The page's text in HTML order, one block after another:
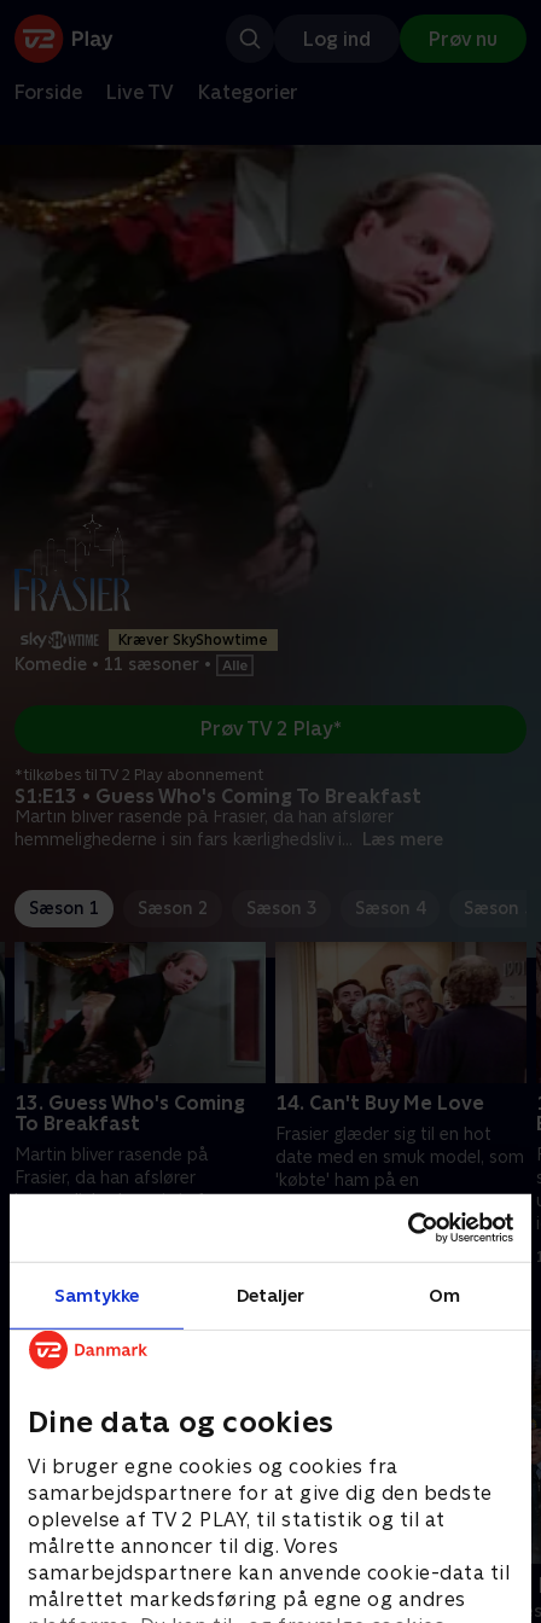
Samtykke Detaljer Om
Dine data og cookies
Vi bruger egne cookies og cookies fra
samarbejdspartnere for at give dig den bedste
oplevelse af TV 2 PLAY, til statistik og til at
målrette annoncer til dig. Vores
samarbejdspartnere kan anvende cookie-data til
målrettet markedsføring på egne og andres
Log ind Prøv nu
Forside Live TV Kategorier
Kræver SkyShowtime
Komedie • 11 sæsoner •
S1:E13 • Guess Who's Coming To Breakfast
Martin bliver rasende på Frasier, da han afslører
hemmelighederne i sin fars kærlighedsliv i
Læs mere
Prøv TV 2 Play*
*tilkøbes til TV 2 Play abonnement
Sæson 1 Sæson 2 Sæson 3 Sæson 4 Sæson 5
13. Guess Who's Coming
To Breakfast
Martin bliver rasende på
Frasier, da han afslører
hemmelighederne i sin fars
14. Can't Buy Me Love
Frasier glæder sig til en hot
date med en smuk model, som
'købte' ham på en
Robssons (dansk tale)
Komedie • 1 sæsoner
LasseMajas
Komedie • 1